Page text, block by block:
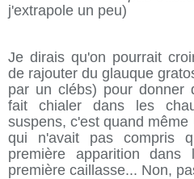
j'extrapole un peu)
Je dirais qu'on pourrait
de rajouter du glauque
par un clébs) pour donner
fait chialer dans les
suspens, c'est quand
qui n'avait pas compris
première apparition
première caillasse... Non,